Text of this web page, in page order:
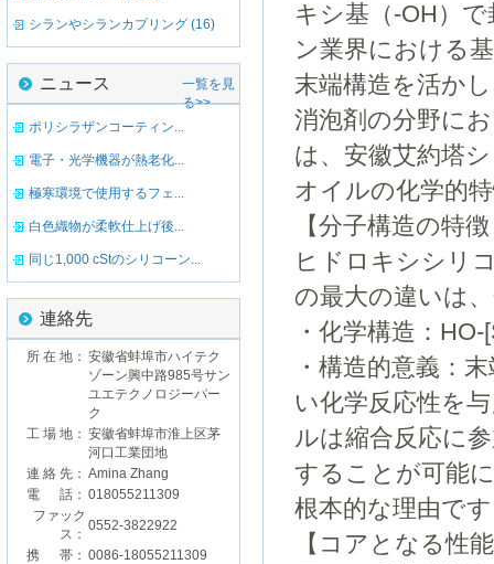
シランやシランカプリング (16)
ニュース
一覧を見
る>>
ポリシラザンコーティン...
電子・光学機器が熱老化...
極寒環境で使用するフェ...
白色織物が柔軟仕上げ後...
同じ1,000 cStのシリコーン...
連絡先
所 在 地： 安徽省蚌埠市ハイテク
ゾーン興中路985号サン
ユエテクノロジーパー
ク
工 場 地： 安徽省蚌埠市淮上区茅
河口工業団地
連 絡 先： Amina Zhang
電 話： 018055211309
ファック
ス：
0552-3822922
携 帯： 0086-18055211309
キシ基（-OH）
ン業界における
末端構造を活か
消泡剤の分野に
は、安徽艾約塔
オイルの化学的
【分子構造の特
ヒドロキシシリ
の最大の違いは
・化学構造：
・構造的意義：
い化学反応性を
ルは縮合反応に
することが可能
根本的な理由で
【コアとなる性